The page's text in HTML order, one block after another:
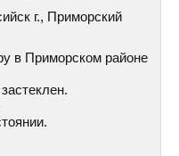
г., Приморский
в Приморском районе